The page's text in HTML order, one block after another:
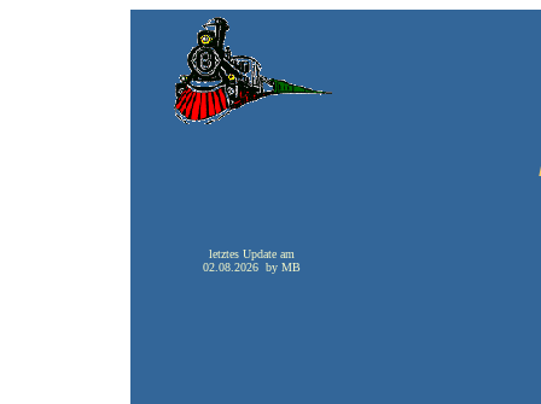
letztes Update am
02.08.2026 by MB